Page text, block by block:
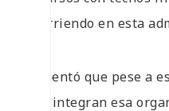
ocurriendo en esta
Lamentó que pese a
que integran esa